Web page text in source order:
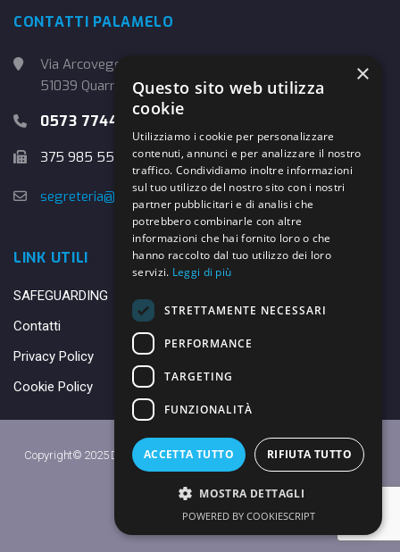
CONTATTI PALAMELO
Via Arcoveggio, 4
51039 Quarrata (PT)
0573 774457
375 985 5526
segreteria@danybasket.it
LINK UTILI
SAFEGUARDING
Contatti
Privacy Policy
Cookie Policy
Copyright© 2025 DANY BASKET QUARRATA S.S.D.A.R.L. -Privacy Policy
Made with ♥ by
×
Questo sito web utilizza
cookie
Utilizziamo i cookie per personalizzare
contenuti, annunci e per analizzare il nostro
traffico. Condividiamo inoltre informazioni
sul tuo utilizzo del nostro sito con i nostri
partner pubblicitari e di analisi che
potrebbero combinarle con altre
informazioni che hai fornito loro o che
hanno raccolto dal tuo utilizzo dei loro
servizi. Leggi di più
STRETTAMENTE NECESSARI
PERFORMANCE
TARGETING
FUNZIONALITÀ
ACCETTA TUTTO RIFIUTA TUTTO
MOSTRA DETTAGLI
POWERED BY COOKIESCRIPT